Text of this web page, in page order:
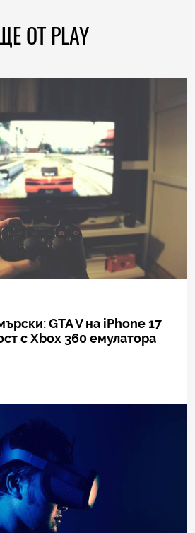
ОТ PLAY
GTA V на iPhone 17
с Xbox 360 емулатора